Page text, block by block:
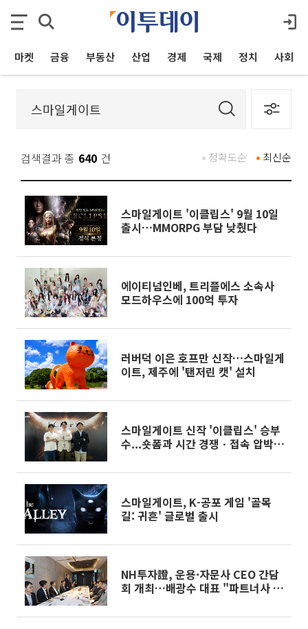
마켓 금융 부동산 산업 경제 국제 정치 사회
검색결과 총 640 건 최신순
정확도순
스마일게이트 '이클립스' 9월 10일
출시…MMORPG 부담 낮췄다
에이티넘인베, 트리플에스 소속사
모드하우스에 100억 투자
러버덕 이은 호프만 신작…스마일게
이트, 제주에 '탠저린 캣' 설치
스마일게이트 신작 '이클립스' 승부
수...숏폼과 시간 경쟁ㆍ접속 압박
스마일게이트, K-공포 게임 '골목
길: 귀흔' 글로벌 출시
NH투자證, 운용·자문사 CEO 간담
회 개최…배광수 대표 "파트너사 협